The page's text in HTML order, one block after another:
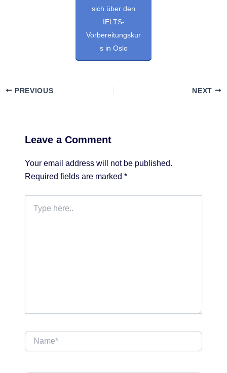
sich über den
IELTS-
Vorbereitungskur
s in Oslo
PREVIOUS NEXT
Leave a Comment
Your email address will not be published.
Required fields are marked *
here..
Name*